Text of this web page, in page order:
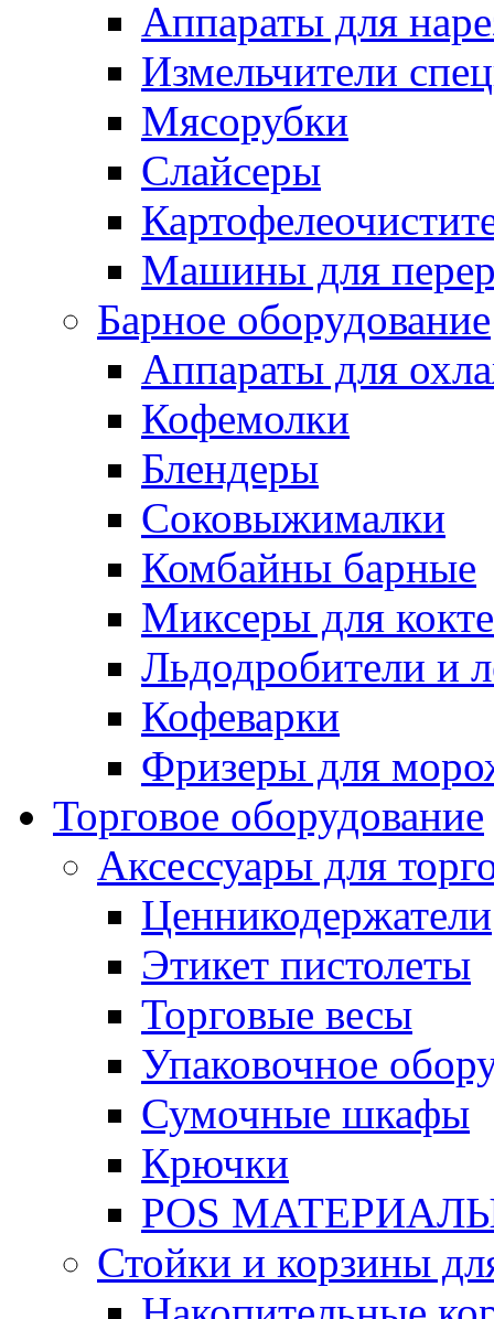
Аппараты для
Измельчители
Мясорубки
Слайсеры
Машины для
Барное оборудование
Аппараты для
Кофемолки
Блендеры
Соковыжималки
Комбайны барные
Миксеры для
Льдодробители и
Кофеварки
Фризеры для
Торговое оборудование
Аксессуары для
Ценникодержатели
Этикет пистолеты
Торговые весы
Упаковочное
Сумочные шкафы
Крючки
POS
Стойки и корзины